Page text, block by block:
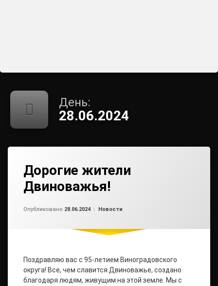
День:
28.06.2024
Дорогие жители
Двиноважья!
Опубликовано 28.06.2024 Рубрики:
Новости
Поздравляю вас с 95-летием Виноградовского
округа! Все, чем славится Двиноважье, создано
благодаря людям, живущим на этой земле. Мы с